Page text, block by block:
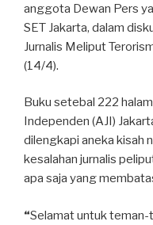
anggota Dewan Pers
SET Jakarta, dalam
Jurnalis Meliput
(14/4).
Buku setebal 222
Independen (AJI)
dilengkapi aneka kisah
kesalahan jurnalis
apa saja yang
“Selamat untuk teman-